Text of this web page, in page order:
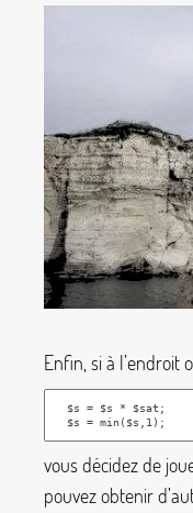
Enfin, si à l’endroit
vous décidez de
pouvez obtenir